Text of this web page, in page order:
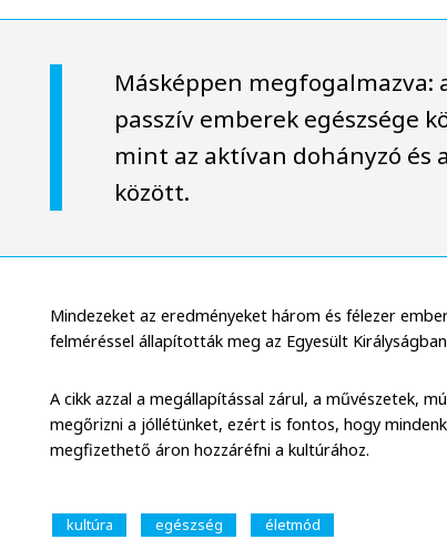
Másképpen
passzív emberek egészsége
mint az aktívan dohányzó és
között.
Mindezeket az eredményeket három és félezer
felméréssel állapították meg az Egyesült
A cikk azzal a megállapítással zárul, a művészetek,
megőrizni a jóllétünket, ezért is fontos, hogy
megfizethető áron hozzáréfni a kultúrához.
kultúra egészség életmód